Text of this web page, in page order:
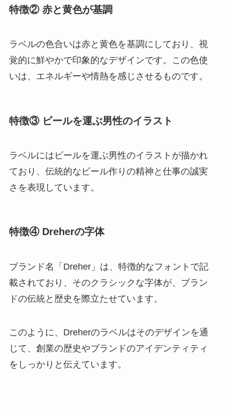
特徴② 赤と黄色が基調
ラベルの色合いは赤と黄色を基調にしており、視
覚的に鮮やかで印象的なデザインです。この色使
いは、エネルギーや情熱を感じさせるものです。
特徴③ ビールを運ぶ男性のイラスト
ラベルにはビールを運ぶ男性のイラストが描かれ
ており、伝統的なビール作りの精神と仕事の誠実
さを表現しています。
特徴④ Dreherの字体
ブランド名「Dreher」は、特徴的なフォントで記
載されており、そのクラシックな字体が、ブラン
ドの伝統と歴史を際立たせています。
このように、Dreherのラベルはそのデザインを通
じて、創業の歴史やブランドのアイデンティティ
をしっかりと伝えています。